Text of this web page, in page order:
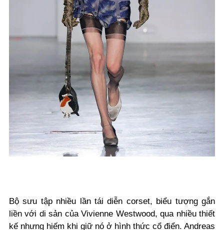
Bộ sưu tập nhiều lần tái diễn corset, biểu tượng gắn
liền với di sản của Vivienne Westwood, qua nhiều thiết
kế nhưng hiếm khi giữ nó ở hình thức cổ điển. Andreas